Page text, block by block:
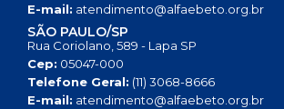
E-mail: atendimento@alfaebeto.org.br
SÃO PAULO/SP
Rua Coriolano, 589 - Lapa SP
Cep: 05047-000
Telefone Geral: (11) 3068-8666
E-mail: atendimento@alfaebeto.org.br